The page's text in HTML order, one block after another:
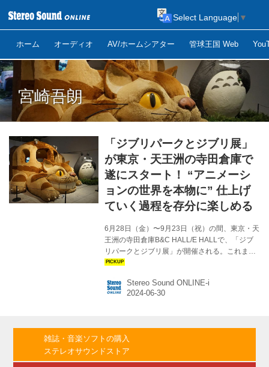
ホーム オーディオ AV/ホームシアター 管球王国 Web
Select Language ▼
宮崎吾朗
「ジブリパークとジブリ展」
が東京・天王洲の寺田倉庫で
遂にスタート！ “アニメーシ
ョンの世界を本物に” 仕上げ
ていく過程を存分に楽しめる
6月28日（金）〜9月23日（祝）の間、東京・天
王洲の寺田倉庫B&C HALL/E HALLで、「ジブ
リパークとジブリ展」が開催される。これまで
愛知や新潟など日本各地で開催されてきた本イ
京会場オープンに先立ち、6月28日に開会セレ
モニーが開催された。会場には本イベントの主
ク監督の宮崎吾朗氏が登壇した。 まず、大島氏
から今回の展示会の概要が紹介された。ジブリ
Stereo Sound ONLINE-i
雑誌・音楽ソフトの購入
ステレオサウンドストア